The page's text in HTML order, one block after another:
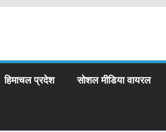
हिमाचल प्रदेश सोशल मीडिया वायरल